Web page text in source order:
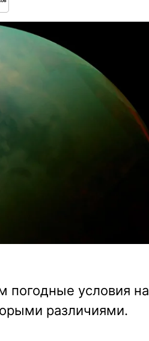
погодные условия на
различиями.